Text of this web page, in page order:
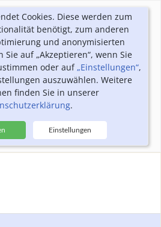
Cookies. Diese werden zum
benötigt, zum anderen
und anonymisierten
Sie auf „Akzeptieren“, wenn Sie
oder auf„Einstellungen“,
auszuwählen. Weitere
finden Sie in unserer
.
Einstellungen